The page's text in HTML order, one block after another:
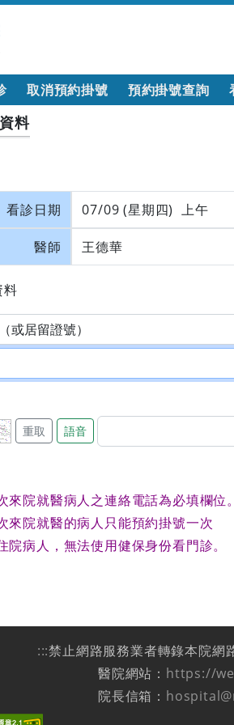
取消預約掛號 預約掛號查詢
料
看診日期 07/09 (星期四) 上午
醫師 王德華
料
重取 語音
來院就醫病人之連絡電話為必填欄位。
來院就醫的病人只能預約掛號一次
院病人，無法使用健保身份看門診。
:::禁止網路服務業者轉錄本院網
醫院網站： https://
院長信箱：